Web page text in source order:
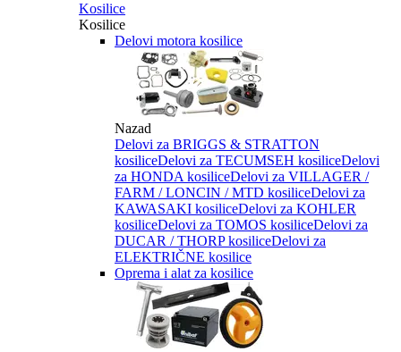
Kosilice
Kosilice
Delovi motora kosilice
Nazad
Delovi za BRIGGS & STRATTON
kosiliceDelovi za TECUMSEH kosiliceDelovi
za HONDA kosiliceDelovi za VILLAGER /
FARM / LONCIN / MTD kosiliceDelovi za
KAWASAKI kosiliceDelovi za KOHLER
kosiliceDelovi za TOMOS kosiliceDelovi za
DUCAR / THORP kosiliceDelovi za
ELEKTRIČNE kosilice
Oprema i alat za kosilice